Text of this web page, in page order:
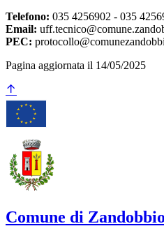
Telefono: 035 4256902 - 035
Email:
PEC:
Pagina aggiornata il 14/05/2025
Comune di Zandobbio